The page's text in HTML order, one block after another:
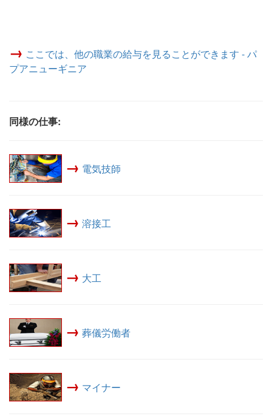
→ ここでは、他の職業の給与を見ることができます - パ
プアニューギニア
同様の仕事:
→ 電気技師
→ 溶接工
→ 大工
→ 葬儀労働者
→ マイナー